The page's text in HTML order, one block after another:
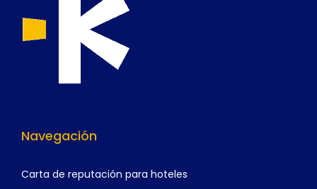
Navegación
Carta de reputación para hoteles